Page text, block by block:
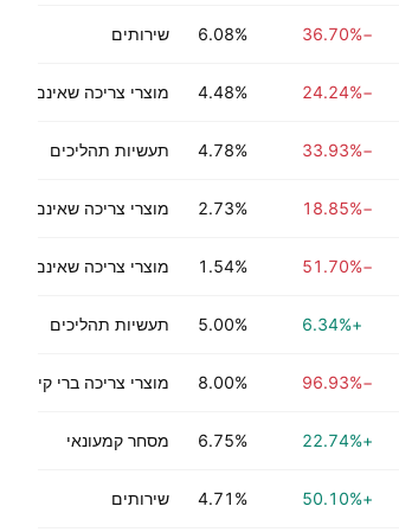
−36.70%
6.08% שירותים
−24.24%
4.48% מוצרי צריכה שאינם
−33.93%
4.78% תעשיות תהליכים
−18.85%
2.73% מוצרי צריכה שאינם
−51.70%
1.54% מוצרי צריכה שאינם
+6.34%
5.00% תעשיות תהליכים
−96.93%
8.00% מוצרי צריכה ברי קיימא
+22.74%
6.75% מסחר קמעונאי
+50.10%
4.71% שירותים